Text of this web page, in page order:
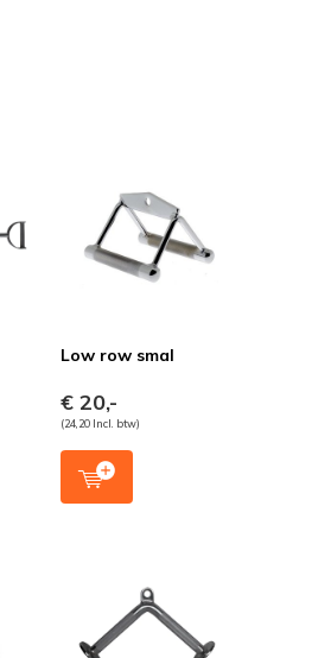
Low row smal
€ 20,-
(24,20 Incl. btw)